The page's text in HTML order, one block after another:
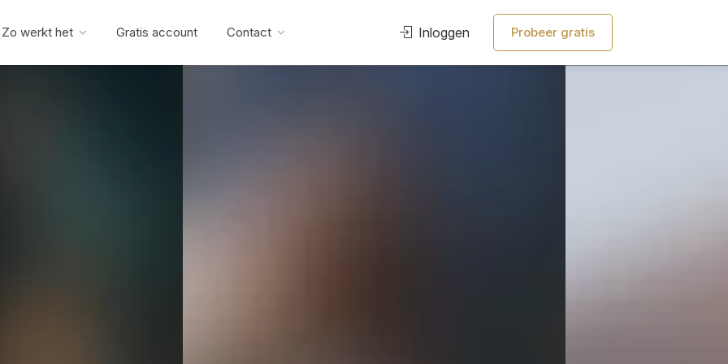
Zo werkt het Gratis account Contact Inloggen Probeer gratis